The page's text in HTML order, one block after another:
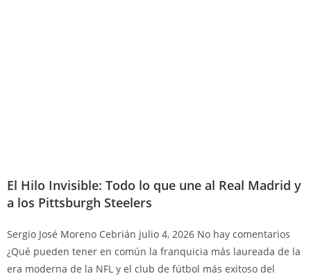
El Hilo Invisible: Todo lo que une al Real Madrid y
a los Pittsburgh Steelers
Sergio José Moreno Cebrián julio 4, 2026 No hay comentarios
¿Qué pueden tener en común la franquicia más laureada de la
era moderna de la NFL y el club de fútbol más exitoso del